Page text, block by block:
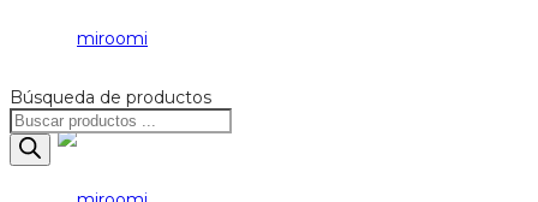
Búsqueda de productos